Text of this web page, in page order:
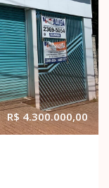
R$ 4.300.000,00